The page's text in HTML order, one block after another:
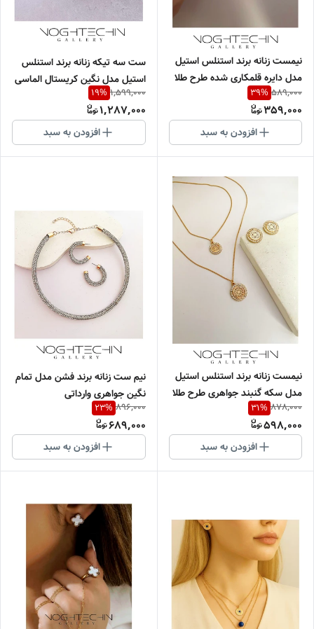
نیمست زنانه برند استنلس استیل
مدل دایره قلمکاری شده طرح طلا
وارداتی
589,000
39%
359,000
افزودن به سبد
ست سه تیکه زنانه برند استنلس
استیل مدل نگین کریستال الماسی
سبز ماچایی وارداتی
1,599,000
19%
1,287,000
افزودن به سبد
نیمست زنانه برند استنلس استیل
مدل سکه گنبند جواهری طرح طلا
وارداتی
878,000
31%
598,000
افزودن به سبد
نیم ست زنانه برند فشن مدل تمام
نگین جواهری وارداتی
896,000
23%
689,000
افزودن به سبد